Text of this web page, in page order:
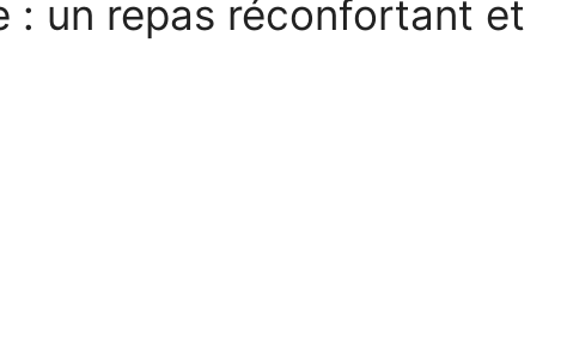
: un repas réconfortant et